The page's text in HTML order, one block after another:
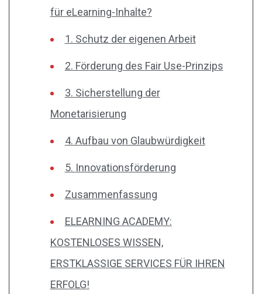
für eLearning-Inhalte?
1. Schutz der eigenen Arbeit
2. Förderung des Fair Use-Prinzips
3. Sicherstellung der
Monetarisierung
4. Aufbau von Glaubwürdigkeit
5. Innovationsförderung
Zusammenfassung
ELEARNING ACADEMY:
KOSTENLOSES WISSEN,
ERSTKLASSIGE SERVICES FÜR IHREN
ERFOLG!